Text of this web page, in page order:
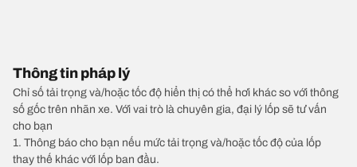
Thông tin pháp lý
Chỉ số tải trọng và/hoặc tốc độ hiển thị có thể hơi khác so với thông
số gốc trên nhãn xe. Với vai trò là chuyên gia, đại lý lốp sẽ tư vấn
cho bạn
1. Thông báo cho bạn nếu mức tải trọng và/hoặc tốc độ của lốp
thay thế khác với lốp ban đầu.